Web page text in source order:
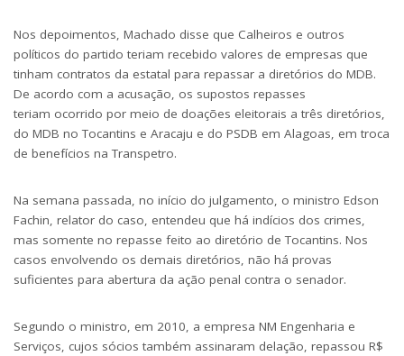
Nos depoimentos, Machado disse que Calheiros e outros
políticos do partido teriam recebido valores de empresas que
tinham contratos da estatal para repassar a diretórios do MDB.
De acordo com a acusação, os supostos repasses
teriam ocorrido por meio de doações eleitorais a três diretórios,
do MDB no Tocantins e Aracaju e do PSDB em Alagoas, em troca
de benefícios na Transpetro.
Na semana passada, no início do julgamento, o ministro Edson
Fachin, relator do caso, entendeu que há indícios dos crimes,
mas somente no repasse feito ao diretório de Tocantins. Nos
casos envolvendo os demais diretórios, não há provas
suficientes para abertura da ação penal contra o senador.
Segundo o ministro, em 2010, a empresa NM Engenharia e
Serviços, cujos sócios também assinaram delação, repassou R$